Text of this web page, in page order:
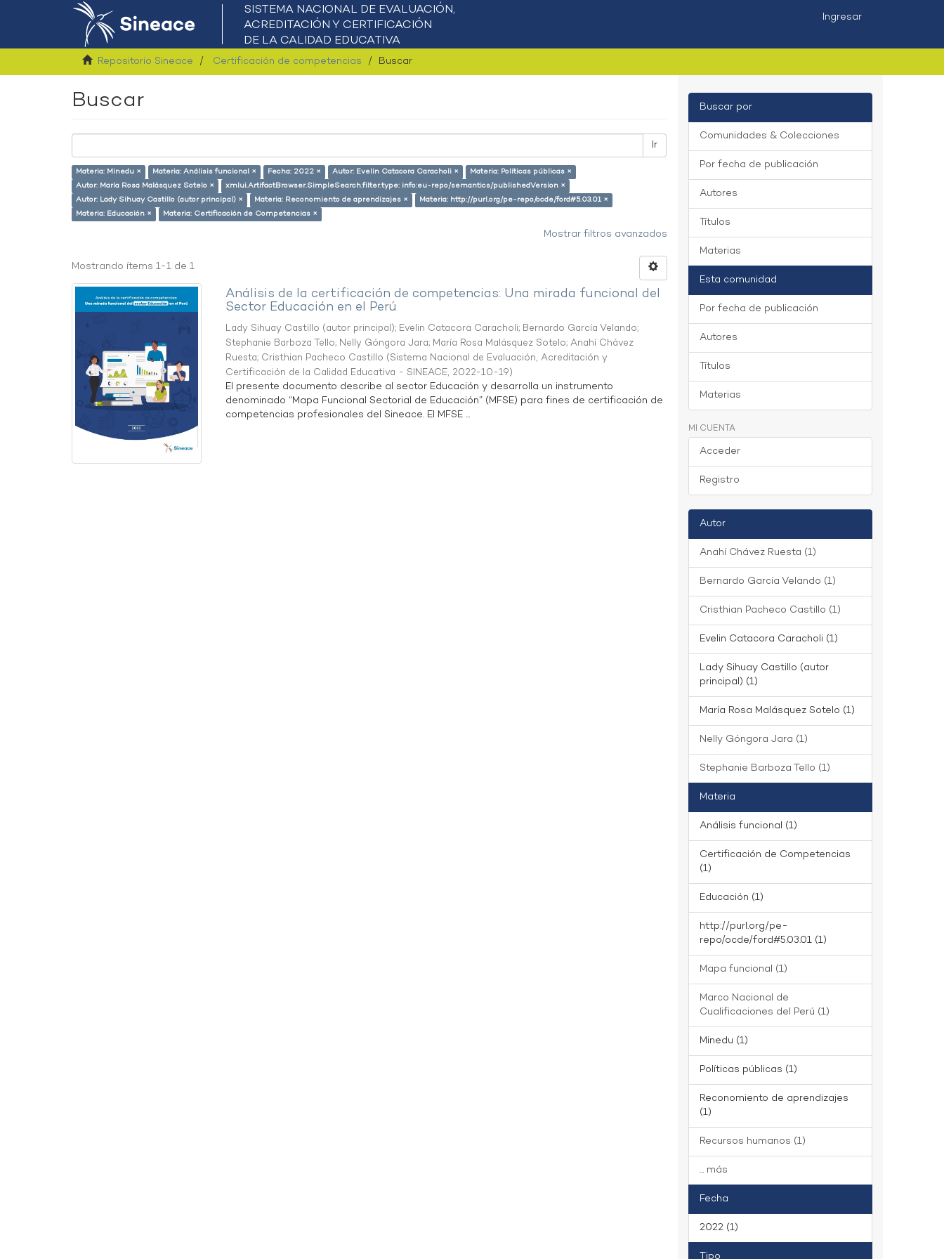
Ingresar
Repositorio Sineace Certificación de competencias Buscar
Buscar
Ir
Materia: Minedu × Materia: Análisis funcional × Fecha: 2022 × Autor: Evelin Catacora Caracholi ×
Materia: Políticas públicas ×
Autor: María Rosa Malásquez Sotelo ×
xmlui.ArtifactBrowser.SimpleSearch.filter.type: info:eu-repo/semantics/publishedVersion ×
Autor: Lady Sihuay Castillo (autor principal) ×
Materia: Reconomiento de aprendizajes ×
Materia: http://purl.org/pe-repo/ocde/ford#5.03.01 ×
Materia: Educación ×
Materia: Certificación de Competencias ×
Mostrar filtros avanzados
Mostrando ítems 1-1 de 1
Análisis de la certificación de competencias: Una mirada funcional del
Sector Educación en el Perú
Lady Sihuay Castillo (autor principal); Evelin Catacora Caracholi; Bernardo García Velando;
Stephanie Barboza Tello; Nelly Góngora Jara; María Rosa Malásquez Sotelo;Anahí Chávez
Ruesta; Cristhian Pacheco Castillo (Sistema Nacional de Evaluación, Acreditación y
Certificación de la Calidad Educativa - SINEACE, 2022-10-19)
El presente documento describe al sector Educación y desarrolla un instrumento
denominado “Mapa Funcional Sectorial de Educación” (MFSE) para fines de certificación de
competencias profesionales del Sineace. El MFSE ...
Buscar por
Comunidades & Colecciones
Por fecha de publicación
Autores
Títulos
Materias
Esta comunidad
Por fecha de publicación
Autores
Títulos
Materias
MI CUENTA
Acceder
Registro
Autor
Anahí Chávez Ruesta (1)
Bernardo García Velando (1)
Cristhian Pacheco Castillo (1)
Evelin Catacora Caracholi (1)
Lady Sihuay Castillo (autor
principal) (1)
María Rosa Malásquez Sotelo (1)
Nelly Góngora Jara (1)
Stephanie Barboza Tello (1)
Materia
Análisis funcional (1)
Certificación de Competencias
(1)
Educación (1)
http://purl.org/pe-
repo/ocde/ford#5.03.01 (1)
Mapa funcional (1)
Marco Nacional de
Cualificaciones del Perú (1)
Minedu (1)
Políticas públicas (1)
Reconomiento de aprendizajes
(1)
Recursos humanos (1)
... más
Fecha
2022 (1)